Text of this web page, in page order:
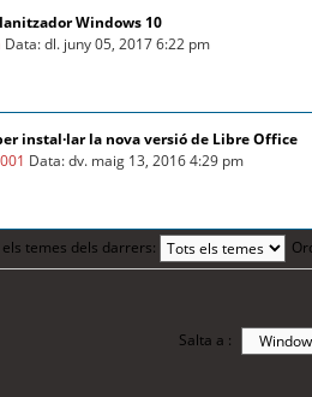
Windows 10
Data: dl. juny 05, 2017 6:22 pm
instal·lar la nova versió de Libre Office
Data: dv. maig 13, 2016 4:29 pm
temes dels darrers:
Salta a :